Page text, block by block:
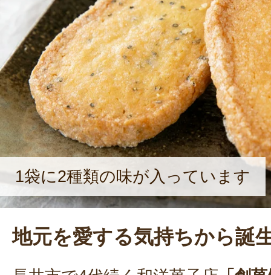
長く愛されるお店にしていきたいで
せる。
1袋に2種類の味が入っています
地元を愛する気持ちから誕